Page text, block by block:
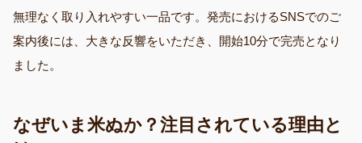
無理なく取り入れやすい一品です。発売におけるSNSでのご
案内後には、大きな反響をいただき、開始10分で完売となり
ました。
なぜいま米ぬか？注目されている理由と